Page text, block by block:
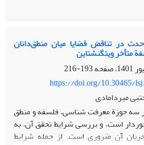
ما، منکر شده‌اند. در سوی دیگر،
مستحکمی را ارائه کنند، مثلا
از مهم‌ترین آن‌هاست. تقریر مشائی بر
تکیه می‌کند و نظریه‌ی حرکت‌اش را
سعی داریم نشان دهیم هردو رویکرد
شکست مواجه‌اند؛ شکست آن‌ها نه لزوما
بلکه بخاطر پذیرش یک منطق
اتفاق می‌افتد. این مقاله تلاشی
منطق فراسازگار بر منطق کلاسیک در
در تناقض قضایا میان منطق‌دانان
متأخر ویتگنشتاین
193-216
https://doi.org/10.30465/
میردامادی
سه حوزة معرفت شناسی، فلسفه و منطق
است، و بررسی شرایط تحقق آن، به
آن ضروری است. از جمله شرایط